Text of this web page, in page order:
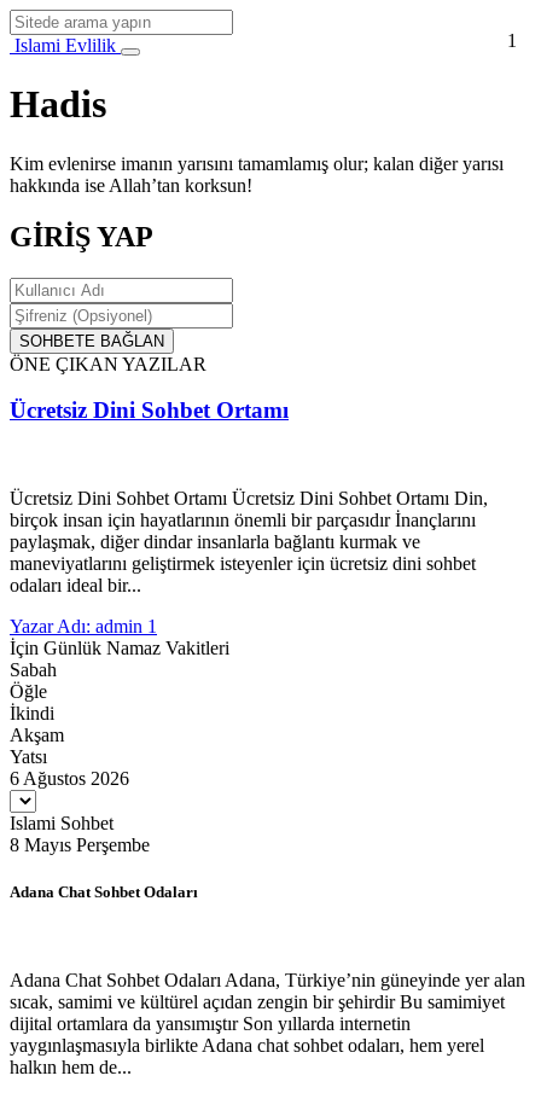
Islami Evlilik
Hadis
Kim evlenirse imanın yarısını tamamlamış olur; kalan diğer yarısı
hakkında ise Allah’tan korksun!
GİRİŞ YAP
SOHBETE BAĞLAN
ÖNE ÇIKAN YAZILAR
Ücretsiz Dini Sohbet Ortamı
Ücretsiz Dini Sohbet Ortamı Ücretsiz Dini Sohbet Ortamı Din,
birçok insan için hayatlarının önemli bir parçasıdır İnançlarını
paylaşmak, diğer dindar insanlarla bağlantı kurmak ve
maneviyatlarını geliştirmek isteyenler için ücretsiz dini sohbet
odaları ideal bir...
Yazar Adı: admin 1
İçin Günlük Namaz Vakitleri
Sabah
Öğle
İkindi
Akşam
Yatsı
6 Ağustos 2026
Islami Sohbet
8 Mayıs Perşembe
Adana Chat Sohbet Odaları
Adana Chat Sohbet Odaları Adana, Türkiye’nin güneyinde yer alan
sıcak, samimi ve kültürel açıdan zengin bir şehirdir Bu samimiyet
dijital ortamlara da yansımıştır Son yıllarda internetin
yaygınlaşmasıyla birlikte Adana chat sohbet odaları, hem yerel
halkın hem de...
1